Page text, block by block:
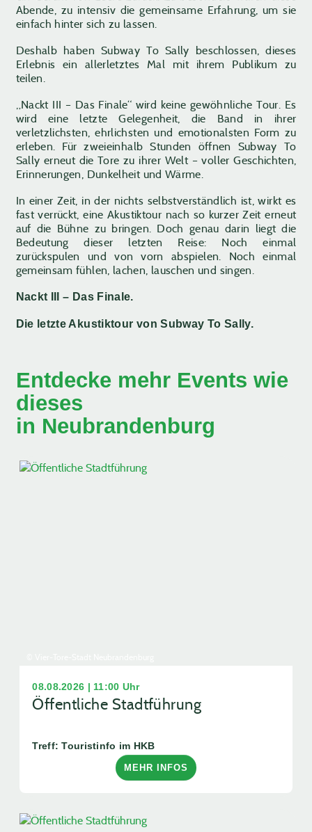
Abende, zu intensiv die gemeinsame Erfahrung, um sie
einfach hinter sich zu lassen.
Deshalb haben Subway To Sally beschlossen, dieses
Erlebnis ein allerletztes Mal mit ihrem Publikum zu
teilen.
„Nackt III – Das Finale“ wird keine gewöhnliche Tour. Es
wird eine letzte Gelegenheit, die Band in ihrer
verletzlichsten, ehrlichsten und emotionalsten Form zu
erleben. Für zweieinhalb Stunden öffnen Subway To
Sally erneut die Tore zu ihrer Welt – voller Geschichten,
Erinnerungen, Dunkelheit und Wärme.
In einer Zeit, in der nichts selbstverständlich ist, wirkt es
fast verrückt, eine Akustiktour nach so kurzer Zeit erneut
auf die Bühne zu bringen. Doch genau darin liegt die
Bedeutung dieser letzten Reise: Noch einmal
zurückspulen und von vorn abspielen. Noch einmal
gemeinsam fühlen, lachen, lauschen und singen.
Nackt III – Das Finale.
Die letzte Akustiktour von Subway To Sally.
Entdecke mehr Events wie
dieses
in Neubrandenburg
08.08.2026 | 11:00 Uhr
Öffentliche Stadtführung
Treff: Touristinfo im HKB
MEHR INFOS